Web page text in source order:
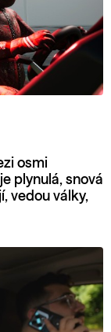
osmi
plynulá, snová
vedou války,